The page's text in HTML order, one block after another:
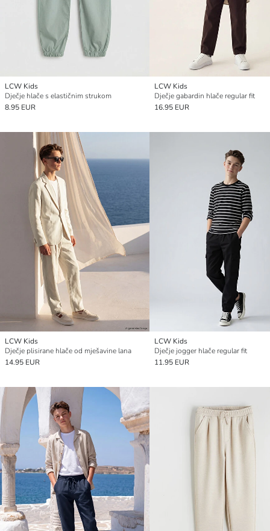
LCW Kids
Dječje hlače s elastičnim strukom
8.95 EUR
LCW Kids
Dječje gabardin hlače regular fit
16.95 EUR
LCW Kids
Dječje plisirane hlače od mješavine lana
14.95 EUR
LCW Kids
Dječje jogger hlače regular fit
11.95 EUR